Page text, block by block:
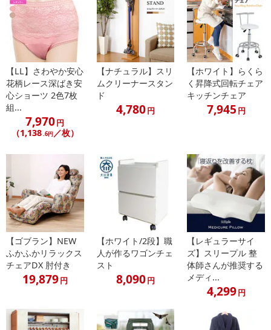
によるお申込み後のキャンセル・返品交換は対応いたしかねます。
【お支払いについて】
※送料はお試し費用に含まれております。
※d払い、PayPay、au PAY、au PAY（auかんたん決済）、ソフトバ
ンクまとめて支払い、楽天ペイ、メルペイ、AEON Pay、Amazon
Payでお支払いの場合、決済のため外部サイトへ遷移します。
※予約商品は決済手段ごとに定められた決済期限日にお支払いを完
了することがございます。ご了承いただいたうえでお申し込みくだ
さい。
【配送伝票番号について】
※配送形態がメール便の商品については、商品の発送完了後、配送
伝票番号がマイページに表示されない場合もございます。
【配送日時の指定について】
※配送日時の指定が可能な商品の場合、商品によってご指定できる
配送日、配送時間が異なる可能性がございます。
カート機能をご利用の場合は、配送日時指定をご利用いただけませ
ん。
発送日カレンダー
【LL】さわやか安心
花柄レース深ばき安
心ショーツ 2色7枚
組...
7,970円
（1,138.6円／枚）
【ナチュラル】スリ
ムクリーナースタン
ド
4,780円
【ホワイト】らくら
く昇降式回転チェア
キッチンチェア
7,945 円
【ゴブラン】NEW
ふかふかリラックス
チェアDX 肘付き
19,879円
【ホワイト/2段】職
人が作るワゴンチェ
スト
8,090円
【レギュラーサイ
ズ】スリープル 整
体師さんが推奨する
メディ...
4,299円